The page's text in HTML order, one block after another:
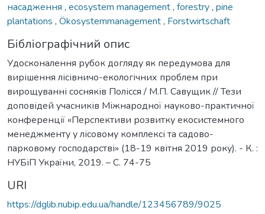
насадження , ecosystem management, forestry, pine
plantations , Ökosystemmanagement, Forstwirtschaft
Бібліографічний опис
Удосконалення рубок догляду як передумова для
вирішення лісівничо-екологічних проблем при
вирощуванні сосняків Полісся / М.П. Савущик // Тези
доповідей учасників Міжнародної науково-практичної
конференції «Перспективи розвитку екосистемного
менеджменту у лісовому комплексі та садово-
парковому господарстві» (18-19 квітня 2019 року). - К. :
НУБіП України, 2019. – С. 74-75
URI
https://dglib.nubip.edu.ua/handle/123456789/9025